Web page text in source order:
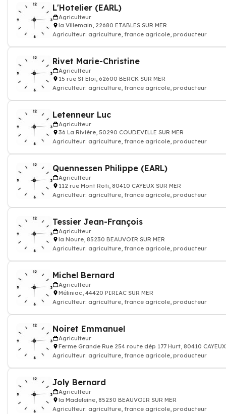
L'Hotelier (EARL)
Agriculteur
la Villemain, 22680 ETABLES SUR MER
Agriculteur: agriculture, france agricole, producteur
Rivet Marie-Christine
Agriculteur
15 rue St Eloi, 62600 BERCK SUR MER
Agriculteur: agriculture, france agricole, producteur
Letenneur Luc
Agriculteur
36 La Rivière, 50290 COUDEVILLE SUR MER
Agriculteur: agriculture, france agricole, producteur
Quennessen Philippe (EARL)
Agriculteur
112 rue Mont Rôti, 80410 CAYEUX SUR MER
Agriculteur: agriculture, france agricole, producteur
Tessier Jean-François
Agriculteur
la Noure, 85230 BEAUVOIR SUR MER
Agriculteur: agriculture, france agricole, producteur
Michel Bernard
Agriculteur
Méliniac, 44420 PIRIAC SUR MER
Agriculteur: agriculture, france agricole, producteur
Noiret Emmanuel
Agriculteur
Ferme Grande Rue 254 route dép 177 Hurt, 80410 CAYEUX
Agriculteur: agriculture, france agricole, producteur
Joly Bernard
Agriculteur
la Madeleine, 85230 BEAUVOIR SUR MER
Agriculteur: agriculture, france agricole, producteur